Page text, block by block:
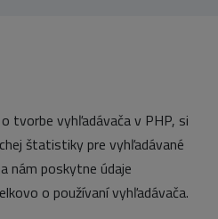
tvorbe vyhľadávača v PHP, si
štatistiky pre vyhľadávané
nám poskytne údaje
o používaní vyhľadávača.